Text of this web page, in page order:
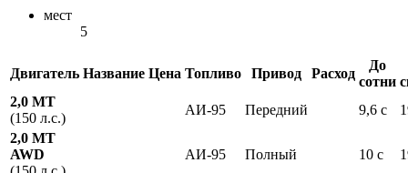
мест
5
Двигатель Название Цена Топливо Привод Расход
До
сотни
2,0 MT
(150 л.с.)
АИ-95 Передний 9,6 с
2,0 MT
AWD
АИ-95 Полный 10 с